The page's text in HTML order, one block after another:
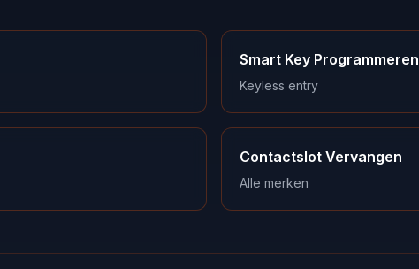
Smart Key Programmeren
Keyless entry
Contactslot Vervangen
Alle merken